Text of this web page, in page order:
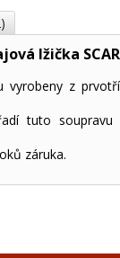
lžička
vyrobeny z
tuto
záruka.